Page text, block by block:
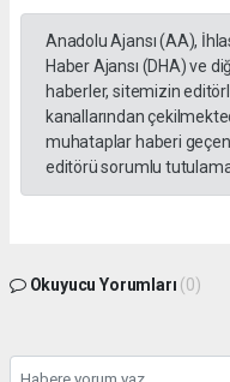
Anadolu Ajansı (AA),
Haber Ajansı (DHA) ve
haberler, sitemizin
kanallarından
muhataplar haberi
editörü sorumlu
Okuyucu Yorumları (0)